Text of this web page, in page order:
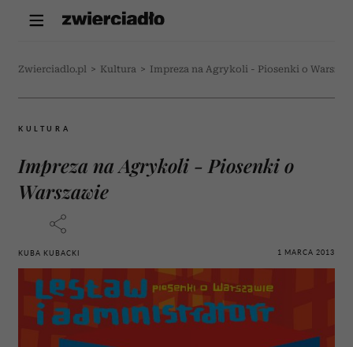
Zwierciadlo.pl > Kultura > Impreza na Agrykoli - Piosenki o
KULTURA
Impreza na Agrykoli - Piosenki o
Warszawie
KUBA KUBACKI 1 MARCA 2013